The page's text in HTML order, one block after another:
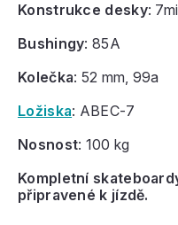
Konstrukce desky:
Bushingy: 85A
Kolečka: 52 mm, 99a
Ložiska: ABEC-7
Nosnost: 100 kg
Kompletní
připravené k jízdě.